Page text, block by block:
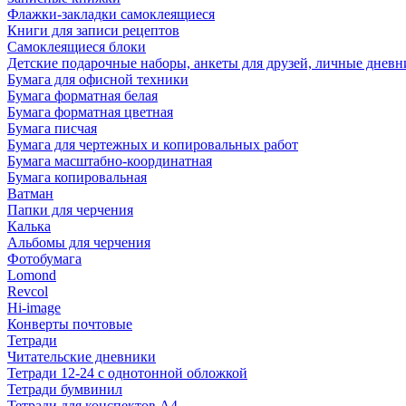
Флажки-закладки самоклеящиеся
Книги для записи рецептов
Самоклеящиеся блоки
Детские подарочные наборы, анкеты для друзей, личные
Бумага для офисной техники
Бумага форматная белая
Бумага форматная цветная
Бумага писчая
Бумага для чертежных и копировальных работ
Бумага масштабно-координатная
Бумага копировальная
Ватман
Папки для черчения
Калька
Альбомы для черчения
Фотобумага
Lomond
Revcol
Hi-image
Конверты почтовые
Тетради
Читательские дневники
Тетради 12-24 с однотонной обложкой
Тетради бумвинил